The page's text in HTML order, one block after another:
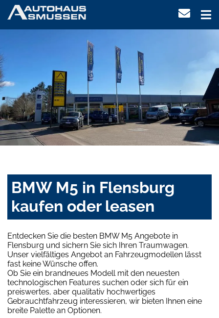
BMW M5 in Flensburg
kaufen oder leasen
Entdecken Sie die besten BMW M5 Angebote in
Flensburg und sichern Sie sich Ihren Traumwagen.
Unser vielfältiges Angebot an Fahrzeugmodellen lässt
fast keine Wünsche offen.
Ob Sie ein brandneues Modell mit den neuesten
technologischen Features suchen oder sich für ein
preiswertes, aber qualitativ hochwertiges
Gebrauchtfahrzeug interessieren, wir bieten Ihnen eine
breite Palette an Optionen.